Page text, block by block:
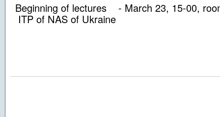
Beginning of lectures - March 23, 15-00,
ITP of NAS of Ukraine